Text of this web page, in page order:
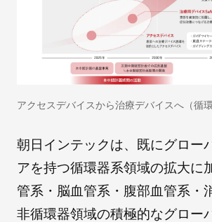
お問い合わせ
アクセスデバイスから治療デバイスへ（循
朝日インテックは、既にグロー
アを持つ循環器系領域の拡大に
管系・脳血管系・腹部血管系・
非循環器領域の積極的なグロー